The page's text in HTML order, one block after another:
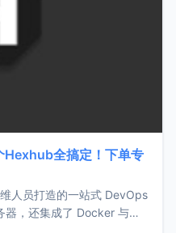
Hexhub全搞定！下单专
人员打造的一站式 DevOps
器，还集成了 Docker 与常